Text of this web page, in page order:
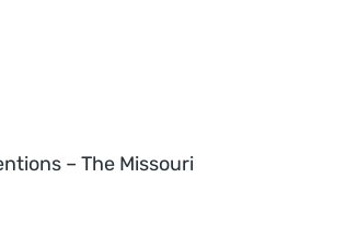
– The Missouri